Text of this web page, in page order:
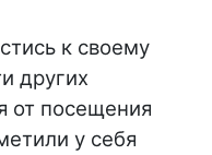
к своему
других
от посещения
у себя